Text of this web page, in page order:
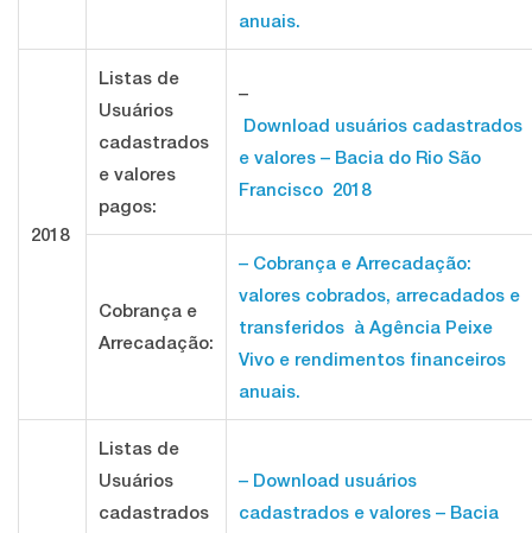
anuais.
2018
Listas de
Usuários
cadastrados
e valores
pagos:
–
Download usuários cadastrados
e valores – Bacia do Rio São
Francisco 2018
Cobrança e
Arrecadação:
– Cobrança e Arrecadação:
valores cobrados, arrecadados e
transferidos à Agência Peixe
Vivo e rendimentos financeiros
anuais.
Listas de
Usuários
cadastrados
– Download usuários
cadastrados e valores – Bacia